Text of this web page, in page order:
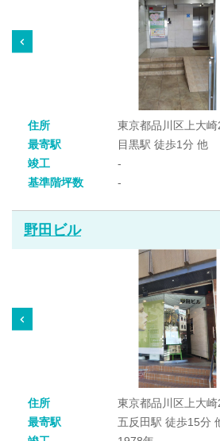
住所
東京都品川区上大
最寄駅
目黒駅 徒歩1分 他
竣工
-
基準階坪数
-
野田ビル
住所
東京都品川区上大崎
最寄駅
五反田駅 徒歩15分